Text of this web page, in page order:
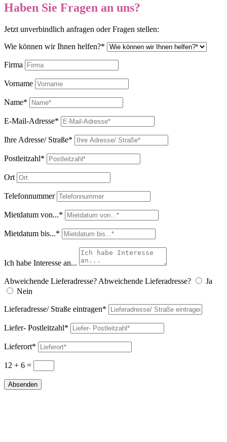
Haben Sie Fragen an uns?
Jetzt unverbindlich anfragen oder Fragen stellen:
Wie können wir Ihnen helfen?*
Firma
Vorname
Name*
E-Mail-Adresse*
Ihre Adresse/ Straße*
Postleitzahl*
Ort
Telefonnummer
Mietdatum von...*
Mietdatum bis...*
Ich habe Interesse an...
Abweichende Lieferadresse? Abweichende Lieferadresse?
Ja
Nein
Lieferadresse/ Straße eintragen*
Liefer- Postleitzahl*
Lieferort*
12 + 6 =
Absenden